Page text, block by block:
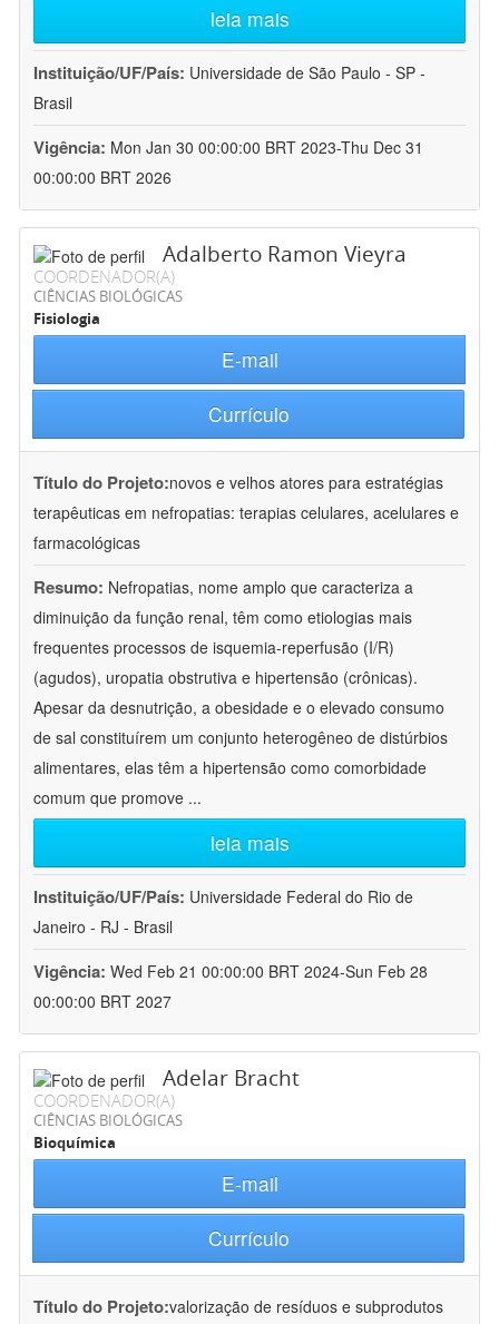
leia mais
Instituição/UF/País: Universidade de São Paulo - SP -
Brasil
Vigência: Mon Jan 30 00:00:00 BRT 2023-Thu Dec 31
00:00:00 BRT 2026
Adalberto Ramon Vieyra
COORDENADOR(A)
CIÊNCIAS BIOLÓGICAS
Fisiologia
E-mail
Currículo
Título do Projeto:novos e velhos atores para estratégias
terapêuticas em nefropatias: terapias celulares, acelulares e
farmacológicas
Resumo: Nefropatias, nome amplo que caracteriza a
diminuição da função renal, têm como etiologias mais
frequentes processos de isquemia-reperfusão (I/R)
(agudos), uropatia obstrutiva e hipertensão (crônicas).
Apesar da desnutrição, a obesidade e o elevado consumo
de sal constituírem um conjunto heterogêneo de distúrbios
alimentares, elas têm a hipertensão como comorbidade
comum que promove ...
leia mais
Instituição/UF/País: Universidade Federal do Rio de
Janeiro - RJ - Brasil
Vigência: Wed Feb 21 00:00:00 BRT 2024-Sun Feb 28
00:00:00 BRT 2027
Adelar Bracht
COORDENADOR(A)
CIÊNCIAS BIOLÓGICAS
Bioquímica
E-mail
Currículo
Título do Projeto:valorização de resíduos e subprodutos